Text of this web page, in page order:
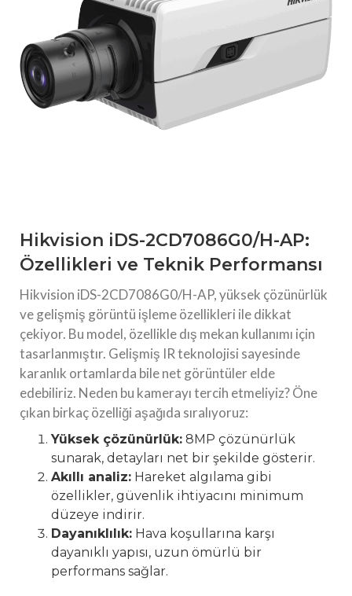
Hikvision iDS-2CD7086G0/H-AP:
Özellikleri ve Teknik Performansı
Hikvision iDS-2CD7086G0/H-AP, yüksek çözünürlük
ve gelişmiş görüntü işleme özellikleri ile dikkat
çekiyor. Bu model, özellikle dış mekan kullanımı için
tasarlanmıştır. Gelişmiş IR teknolojisi sayesinde
karanlık ortamlarda bile net görüntüler elde
edebiliriz. Neden bu kamerayı tercih etmeliyiz? Öne
çıkan birkaç özelliği aşağıda sıralıyoruz:
Yüksek çözünürlük: 8MP çözünürlük
sunarak, detayları net bir şekilde gösterir.
Akıllı analiz: Hareket algılama gibi
özellikler, güvenlik ihtiyacını minimum
düzeye indirir.
Dayanıklılık: Hava koşullarına karşı
dayanıklı yapısı, uzun ömürlü bir
performans sağlar.